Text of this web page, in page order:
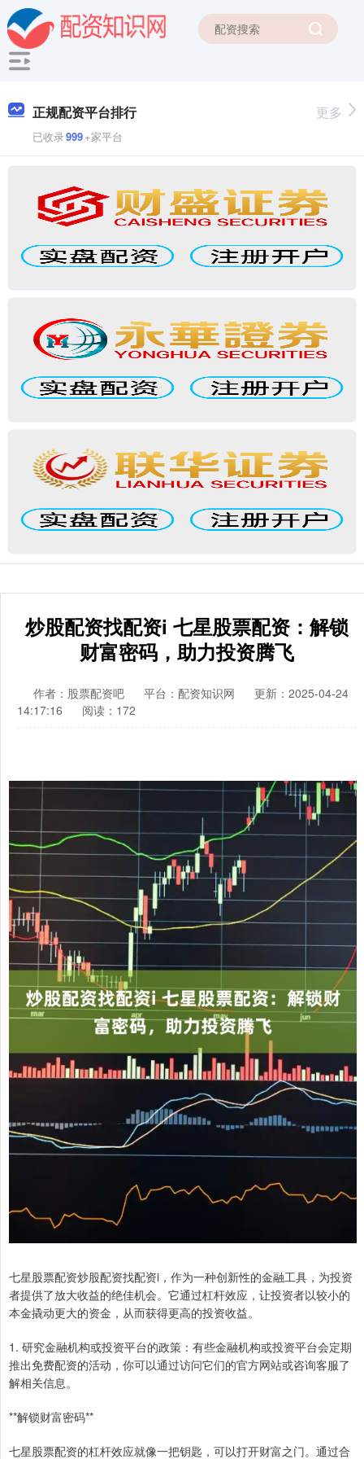
正规配资平台排行
已收录999+家平台
更多
炒股配资找配资i 七星股票配资：解锁
财富密码，助力投资腾飞
作者：股票配资吧 平台：配资知识网
更新：2025-04-24
14:17:16
阅读：172
七星股票配资炒股配资找配资i，作为一种创新性的金融工具，为投资
者提供了放大收益的绝佳机会。它通过杠杆效应，让投资者以较小的
本金撬动更大的资金，从而获得更高的投资收益。
1. 研究金融机构或投资平台的政策：有些金融机构或投资平台会定期
推出免费配资的活动，你可以通过访问它们的官方网站或咨询客服了
解相关信息。
**解锁财富密码**
七星股票配资的杠杆效应就像一把钥匙，可以打开财富之门。通过合